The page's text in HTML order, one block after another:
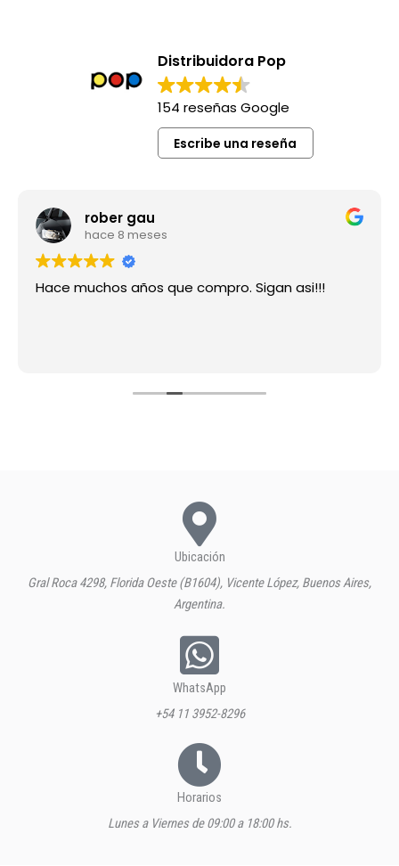
Distribuidora Pop
154 reseñas Google
Escribe una reseña
rober gau
hace 8 meses
Hace muchos años que compro. Sigan asi!!!
Ubicación
Gral Roca 4298, Florida Oeste (B1604), Vicente López, Buenos Aires,
Argentina.
WhatsApp
+54 11 3952-8296
Horarios
Lunes a Viernes de 09:00 a 18:00 hs.